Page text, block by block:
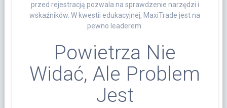
przed rejestracją pozwala na sprawdzenie narzędzi i
wskaźników. W kwestii edukacyjnej, MaxiTrade jest na
pewno leaderem.
Powietrza Nie
Widać, Ale Problem
Jest